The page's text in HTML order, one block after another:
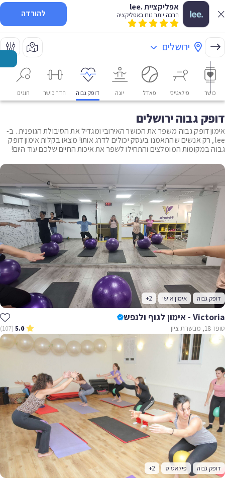
אפליקציית .lee
הרבה יותר נוח באפליקציה להורדה
ירושלים
כושר פילאטיס פאדל יוגה דופק גבוה חדר כושר חוגים
דופק גבוה ירושלים
אימון דופק גבוה משפר את הכושר האירובי ומגדיל את הסיבולת הגופנית . ב-
lee, רק אנשים שהתאמנו בעסק יכולים לדרג אותו! מצאו בקלות אימון דופק
גבוה במקומות המומלצים והתחילו לשפר את איכות החיים שלכם עוד היום!
דופק גבוה אימון אישי +2
Victoria - אימון לגוף ולנפש
טופז 18, מבשרת ציון 5.0
(107)
דופק גבוה פילאטיס +2